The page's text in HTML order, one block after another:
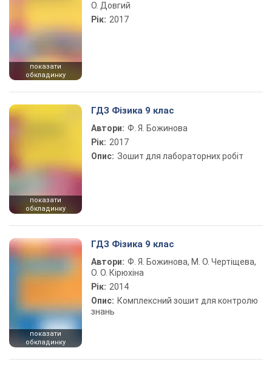
показати
обкладинку
О. Довгий
Рік: 2017
показати
обкладинку
ГДЗ Фізика 9 клас
Автори: Ф. Я. Божинова
Рік: 2017
Опис:
Зошит для лабораторних робіт
показати
обкладинку
ГДЗ Фізика 9 клас
Автори: Ф. Я. Божинова, М. О. Чертіщева,
О. О. Кірюхіна
Рік: 2014
Опис: Комплексний зошит для контролю
знань